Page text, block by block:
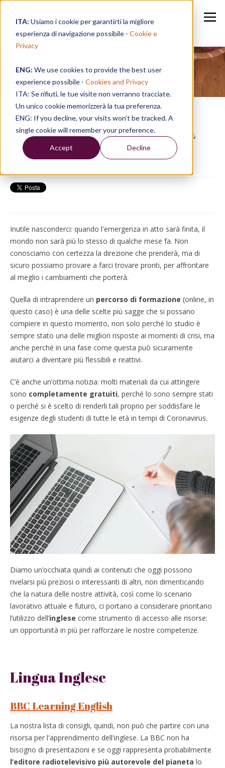
ITA: Usiamo i cookie per garantirti la migliore
esperienza di navigazione possibile - Cookie e
Privacy
ENG: We use cookies to provide the best user
experience possibile - Cookies and Privacy
ITA: Se rifiuti, le tue visite non verranno tracciate.
Un unico cookie memorizzerà la tua preferenza.
ENG: If you decline, your visits won’t be tracked. A
single cookie will remember your preference.
Accept Decline
Speak in a Week
Formarsi per affrontare la
crisi: risorse per adattarsi a
questi tempi
Inutile nasconderci: quando l'emergenza in atto sarà finita, il
mondo non sarà più lo stesso di qualche mese fa. Non
conosciamo con certezza la direzione che prenderà, ma di
sicuro possiamo provare a farci trovare pronti, per affrontare
al meglio i cambiamenti che porterà.
Quella di intraprendere un percorso di formazione (online, in
questo caso) è una delle scelte più sagge che si possano
compiere in questo momento, non solo perché lo studio è
sempre stato una delle migliori risposte ai momenti di crisi, ma
anche perché in una fase come questa può sicuramente
aiutarci a diventare più flessibili e reattivi.
C’è anche un’ottima notizia: molti materiali da cui attingere
sono completamente gratuiti, perché lo sono sempre stati
o perché si è scelto di renderli tali proprio per soddisfare le
esigenze degli studenti di tutte le età in tempi di Coronavirus.
Diamo un’occhiata quindi ai contenuti che oggi possono
rivelarsi più preziosi o interessanti di altri, non dimenticando
che la natura delle nostre attività, così come lo scenario
lavorativo attuale e futuro, ci portano a considerare prioritario
l’utilizzo dell’inglese come strumento di accesso alle risorse:
un opportunità in più per rafforzare le nostre competenze.
Lingua Inglese
BBC Learning English
La nostra lista di consigli, quindi, non può che partire con una
risorsa per l'apprendimento dell'inglese. La BBC non ha
bisogno di presentazioni e se oggi rappresenta probabilmente
l’editore radiotelevisivo più autorevole del pianeta lo